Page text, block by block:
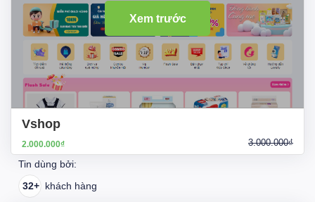
Vshop
2.000.000₫ 3.000.000₫
Tin dùng bởi:
32+ khách hàng
Xem trước